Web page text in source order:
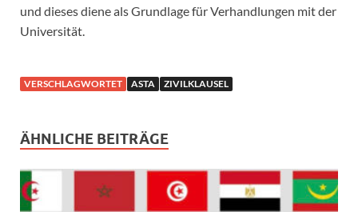
und dieses diene als Grundlage für Verhandlungen mit der
Universität.
VERSCHLAGWORTET ASTA ZIVILKLAUSEL
ÄHNLICHE BEITRÄGE